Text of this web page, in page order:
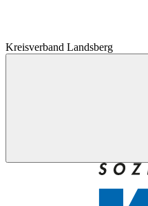
Kreisverband Landsberg